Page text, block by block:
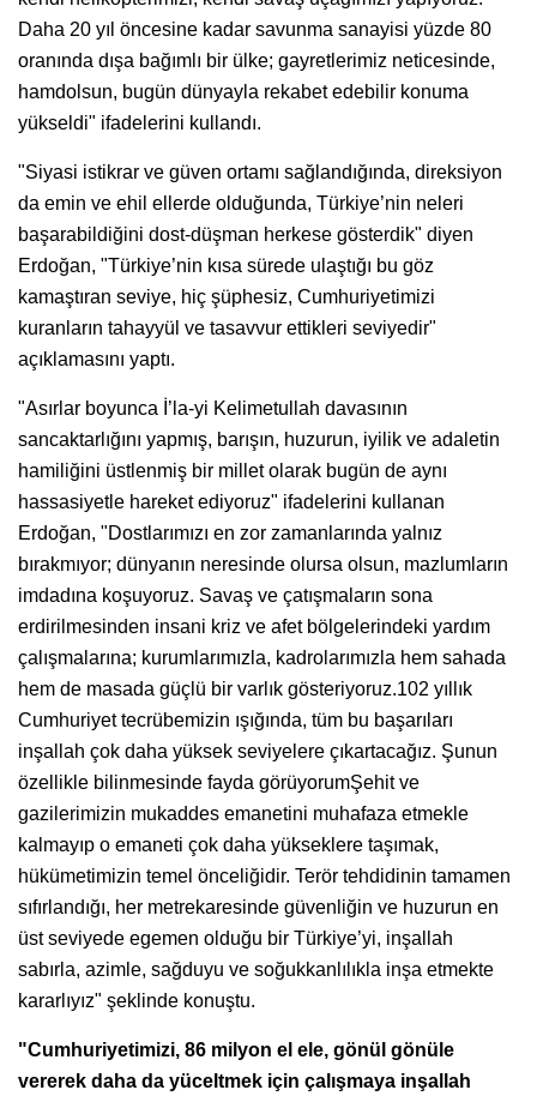
Daha 20 yıl öncesine kadar savunma sanayisi yüzde 80
oranında dışa bağımlı bir ülke; gayretlerimiz neticesinde,
hamdolsun, bugün dünyayla rekabet edebilir konuma
yükseldi" ifadelerini kullandı.
"Siyasi istikrar ve güven ortamı sağlandığında, direksiyon
da emin ve ehil ellerde olduğunda, Türkiye’nin neleri
başarabildiğini dost-düşman herkese gösterdik" diyen
Erdoğan, "Türkiye’nin kısa sürede ulaştığı bu göz
kamaştıran seviye, hiç şüphesiz, Cumhuriyetimizi
kuranların tahayyül ve tasavvur ettikleri seviyedir"
açıklamasını yaptı.
"Asırlar boyunca İ’la-yi Kelimetullah davasının
sancaktarlığını yapmış, barışın, huzurun, iyilik ve adaletin
hamiliğini üstlenmiş bir millet olarak bugün de aynı
hassasiyetle hareket ediyoruz" ifadelerini kullanan
Erdoğan, "Dostlarımızı en zor zamanlarında yalnız
bırakmıyor; dünyanın neresinde olursa olsun, mazlumların
imdadına koşuyoruz. Savaş ve çatışmaların sona
erdirilmesinden insani kriz ve afet bölgelerindeki yardım
çalışmalarına; kurumlarımızla, kadrolarımızla hem sahada
hem de masada güçlü bir varlık gösteriyoruz.102 yıllık
Cumhuriyet tecrübemizin ışığında, tüm bu başarıları
inşallah çok daha yüksek seviyelere çıkartacağız. Şunun
özellikle bilinmesinde fayda görüyorumŞehit ve
gazilerimizin mukaddes emanetini muhafaza etmekle
kalmayıp o emaneti çok daha yükseklere taşımak,
hükümetimizin temel önceliğidir. Terör tehdidinin tamamen
sıfırlandığı, her metrekaresinde güvenliğin ve huzurun en
üst seviyede egemen olduğu bir Türkiye’yi, inşallah
sabırla, azimle, sağduyu ve soğukkanlılıkla inşa etmekte
kararlıyız" şeklinde konuştu.
"Cumhuriyetimizi, 86 milyon el ele, gönül gönüle
vererek daha da yüceltmek için çalışmaya inşallah